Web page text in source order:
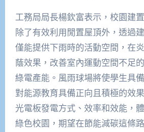
工務局局長楊欽富表示，校園建
除了有效利用閒置屋頂外，透過
僅能提供下雨時的活動空間，在
蔭效果，改善室內運動空間不足
綠電產能。風雨球場將使學生具
對能源教育具備正向且積極的效
光電板發電方式、效率和效能，
綠色校園，期望在節能減碳這條